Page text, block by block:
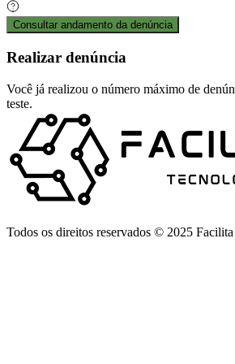
Consultar andamento da denúncia
Realizar denúncia
Você já realizou o número máximo de
teste.
Todos os direitos reservados © 2025